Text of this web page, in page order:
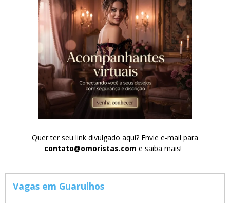
Quer ter seu link divulgado aqui? Envie e-mail para
contato@omoristas.com e saiba mais!
Vagas em Guarulhos